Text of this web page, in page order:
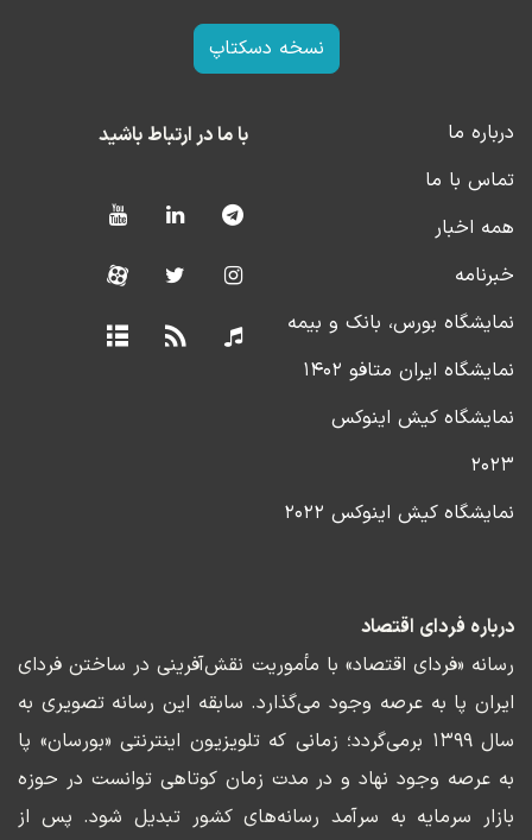
نسخه دسکتاپ
درباره ما
تماس با ما
همه اخبار
خبرنامه
نمایشگاه بورس، بانک و بیمه
نمایشگاه ایران متافو ۱۴۰۲
نمایشگاه کیش اینوکس
۲۰۲۳
نمایشگاه کیش اینوکس ۲۰۲۲
با ما در ارتباط باشید
درباره فردای اقتصاد
رسانه «فردای اقتصاد» با مأموریت نقش‌آفرینی در ساختن فردای
ایران پا به عرصه وجود می‌گذارد. سابقه این رسانه تصویری به
سال ۱۳۹۹ برمی‌گردد؛ زمانی که تلویزیون اینترنتی «بورسان» پا
به عرصه وجود نهاد و در مدت زمان کوتاهی توانست در حوزه
بازار سرمایه به سرآمد رسانه‌های کشور تبدیل شود. پس از